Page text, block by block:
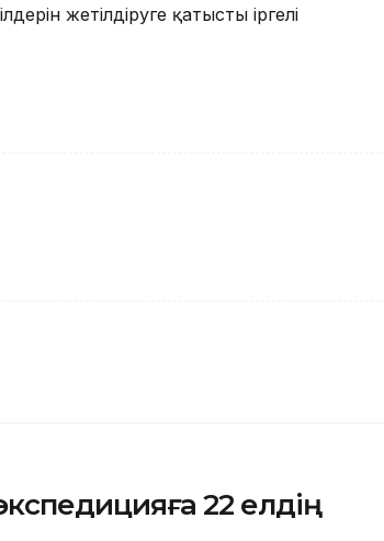
жетілдіруге қатысты іргелі
22 елдің